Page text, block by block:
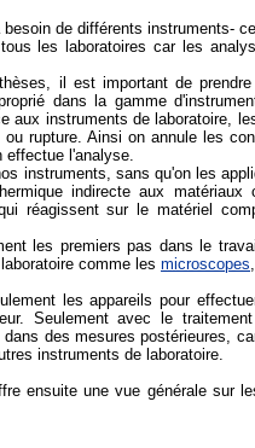
de différents instruments-
les laboratoires car les
il est important de
dans la gamme
aux instruments de laboratoire,
rupture. Ainsi on annule les
effectue l'analyse.
instruments, sans qu'on les
indirecte aux
réagissent sur le matériel
les premiers pas dans le
comme les microscopes,
les appareils pour
Seulement avec le
des mesures postérieures,
instruments de laboratoire.
ensuite une vue générale sur